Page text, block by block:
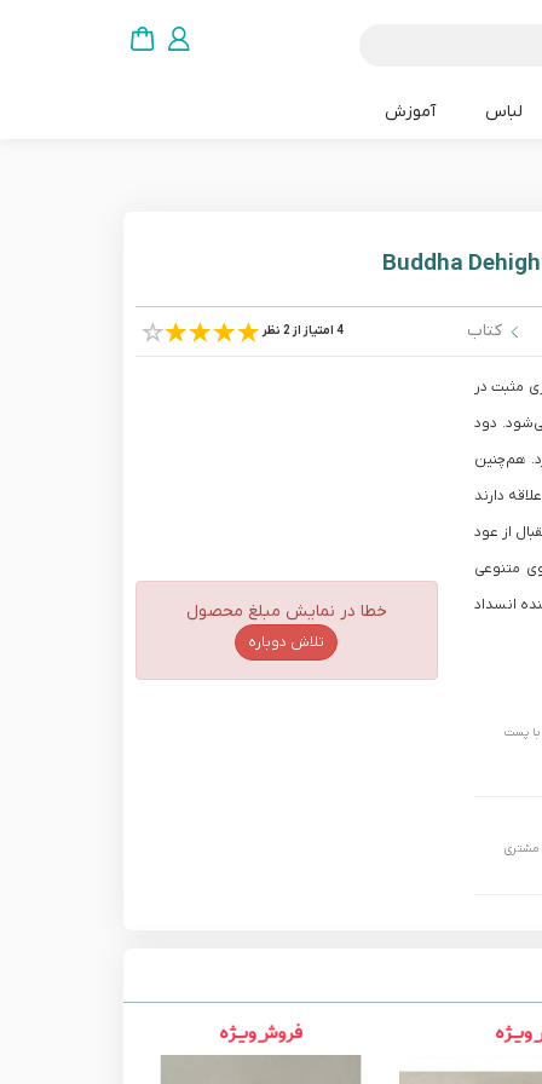
لباس آموزش
کتاب 4 امتیاز از 2 نظر
مثبت در
دود
هم‌چنین
دارند
از عود
متنوعی
انسداد
حداکثر تا 24 ساعت و با پست
مشتری
خطا در نمایش مبلغ محصول
تلاش دوباره